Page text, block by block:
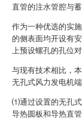
直管的注水管腔与
作为一种优选的实
的侧表面均开设有
上预设螺孔的孔位对
与现有技术相比，
无孔式风力发电机
⑴通过设置的无孔
导热圆板和导热直